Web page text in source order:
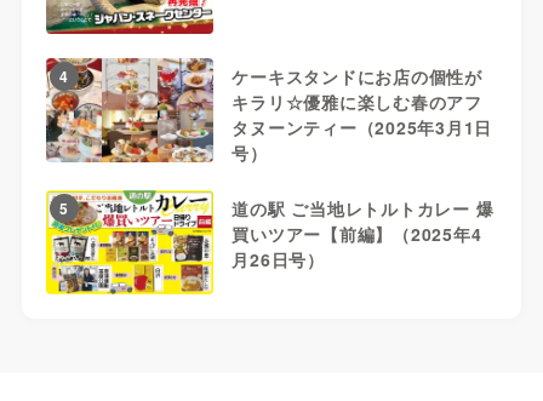
4
ケーキスタンドにお店の個性が
キラリ☆優雅に楽しむ春のアフ
タヌーンティー（2025年3月1日
号）
5
道の駅 ご当地レトルトカレー 爆
買いツアー【前編】（2025年4
月26日号）